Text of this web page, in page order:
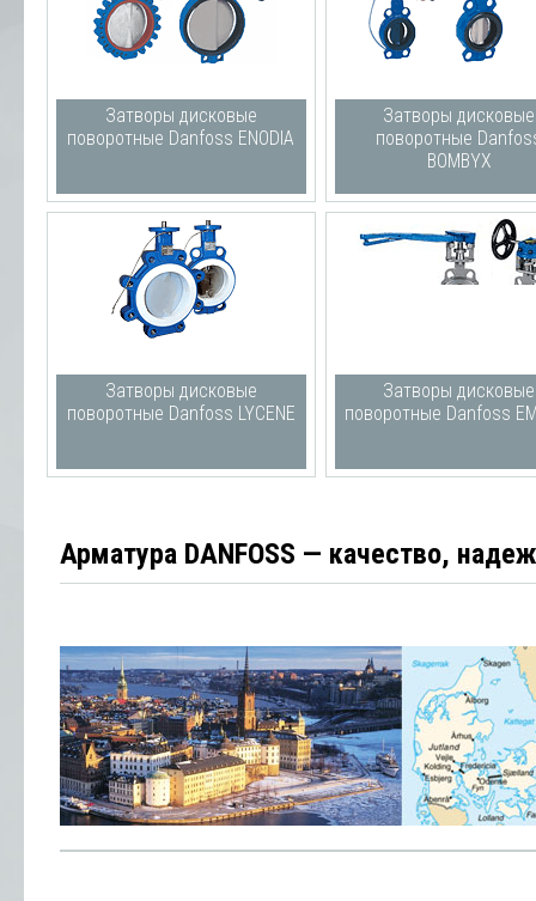
Затворы дисковые
поворотные Danfoss ENODIA
Затворы дисковые
поворотные
BOMBYX
Затворы дисковые
поворотные Danfoss LYCENE
Затворы дисковые
поворотные Danfoss
Арматура DANFOSS — качество,